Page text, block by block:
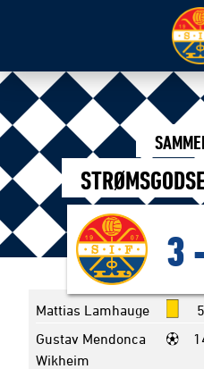
3
Mattias Lamhauge
Gustav Mendonca
Wikheim